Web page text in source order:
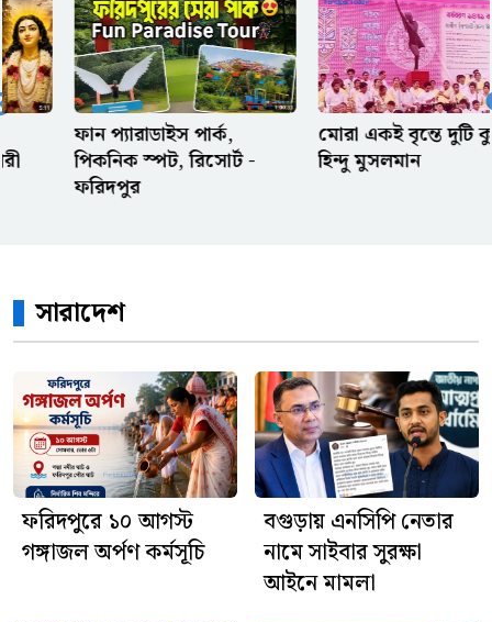
পিবিআইকে নির্দেশ
অফিস থেকে আগে বের হওয়ার
সেরা কিছু অজুহাত
রেফারি ও ভিএআরের দুই সিদ্ধান্ত
ঘিরে বিতর্ক, মিসরের ক্ষোভ
আজ শ্রীশ্রী জগন্নাথদেবের
রথযাত্রা, ফরিদপুরে দিনব্যাপী নানা
আয়োজন
মোরা একই বৃন্তে দুটি কুসুম
হিন্দু মুসলমান
পল্লী কবি জসিম উদ্দিনের
বাড়ি
সারাদেশ
ফরিদপুরে ১০ আগস্ট
গঙ্গাজল অর্পণ কর্মসূচি
বগুড়ায় এনসিপি নেতার
নামে সাইবার সুরক্ষা
আইনে মামলা